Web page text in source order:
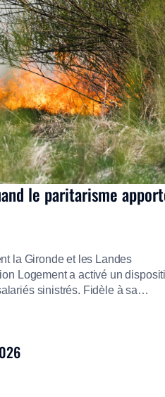
le paritarisme
la Gironde et les Landes
Logement a activé un
sinistrés. Fidèle à sa